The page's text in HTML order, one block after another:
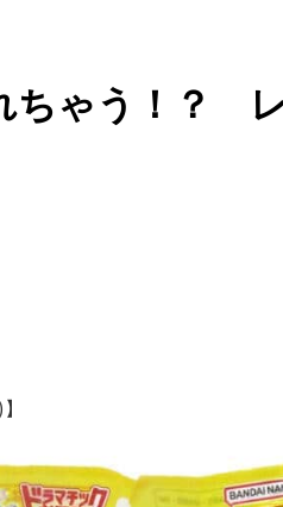
ちゃう！？